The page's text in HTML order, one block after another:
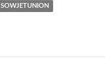
SOWJETUNION